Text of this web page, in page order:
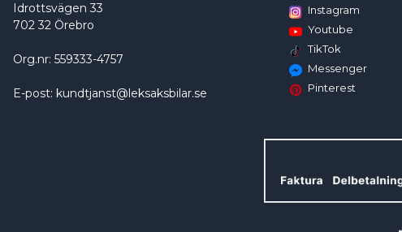
Idrottsvägen 33
702 32 Örebro
Org.nr: 559333-4757
E-post: kundtjanst@leksaksbilar.se
Instagram
Youtube
TikTok
Messenger
Pinterest